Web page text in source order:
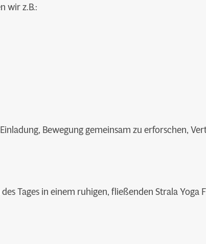
wir z.B.:
Bewegung gemeinsam zu erforschen,
Tages in einem ruhigen, fließenden Strala Yoga